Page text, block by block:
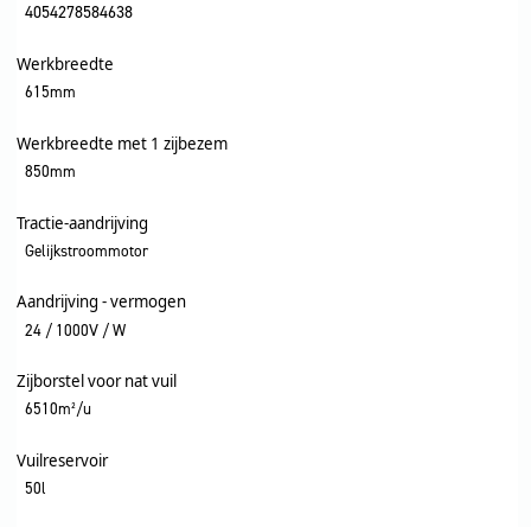
4054278584638
Werkbreedte
615mm
Werkbreedte met 1 zijbezem
850mm
Tractie-aandrijving
Gelijkstroommotor
Aandrijving - vermogen
24 / 1000V / W
Zijborstel voor nat vuil
6510m²/u
Vuilreservoir
50l